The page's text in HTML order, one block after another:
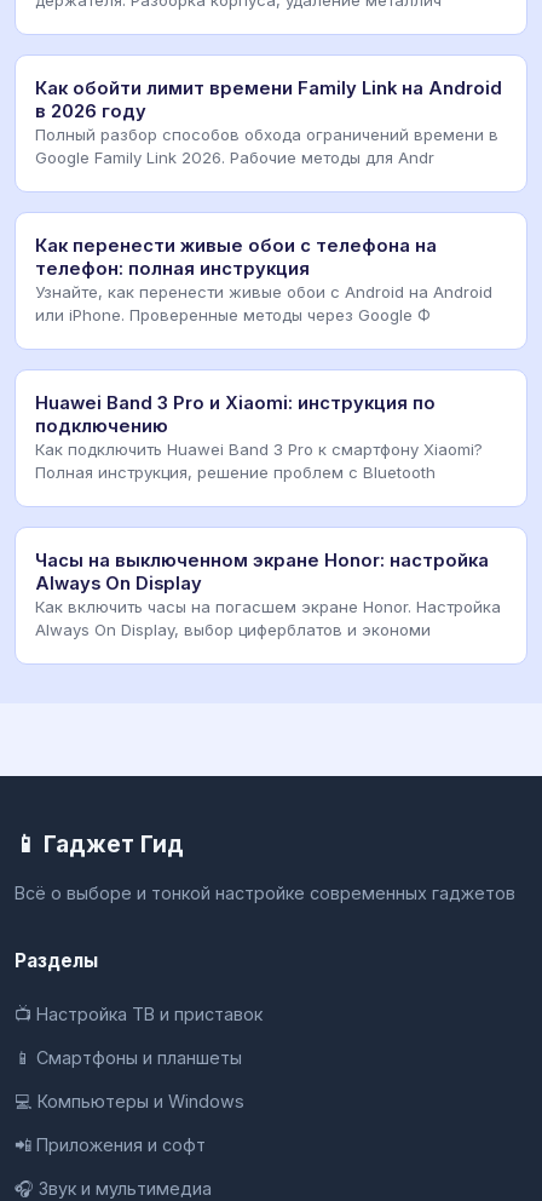
Как обойти лимит времени Family Link на Android
в 2026 году
Полный разбор способов обхода ограничений времени в
Google Family Link 2026. Рабочие методы для Andr
Как перенести живые обои с телефона на
телефон: полная инструкция
Узнайте, как перенести живые обои с Android на Android
или iPhone. Проверенные методы через Google Ф
Huawei Band 3 Pro и Xiaomi: инструкция по
подключению
Как подключить Huawei Band 3 Pro к смартфону Xiaomi?
Полная инструкция, решение проблем с Bluetooth
Часы на выключенном экране Honor: настройка
Always On Display
Как включить часы на погасшем экране Honor. Настройка
Always On Display, выбор циферблатов и экономи
📱 Гаджет Гид
Всё о выборе и тонкой настройке современных гаджетов
Разделы
📺 Настройка ТВ и приставок
📱 Смартфоны и планшеты
💻 Компьютеры и Windows
📲 Приложения и софт
🎧 Звук и мультимедиа